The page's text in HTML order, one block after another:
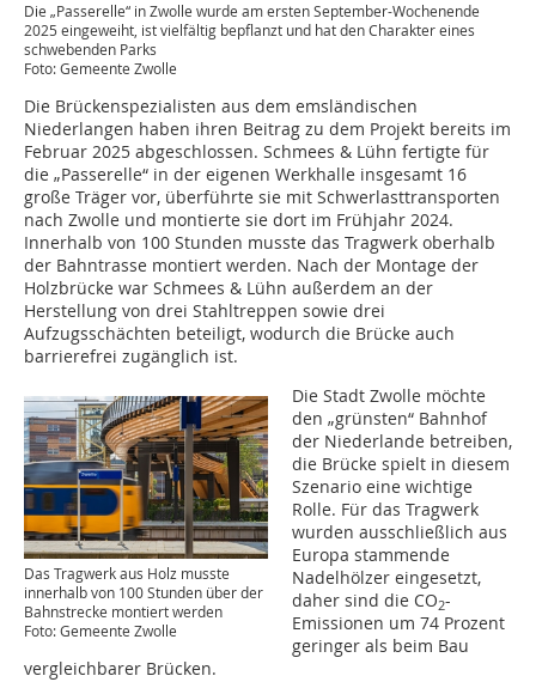
Die „Passerelle“ in Zwolle wurde am ersten September-Wochenende
2025 eingeweiht, ist vielfältig bepflanzt und hat den Charakter eines
schwebenden Parks
Foto: Gemeente Zwolle
Die Brückenspezialisten aus dem emsländischen
Niederlangen haben ihren Beitrag zu dem Projekt bereits im
Februar 2025 abgeschlossen. Schmees & Lühn fertigte für
die „Passerelle“ in der eigenen Werkhalle insgesamt 16
große Träger vor, überführte sie mit Schwerlasttransporten
nach Zwolle und montierte sie dort im Frühjahr 2024.
Innerhalb von 100 Stunden musste das Tragwerk oberhalb
der Bahntrasse montiert werden. Nach der Montage der
Holzbrücke war Schmees & Lühn außerdem an der
Herstellung von drei Stahltreppen sowie drei
Aufzugsschächten beteiligt, wodurch die Brücke auch
barrierefrei zugänglich ist.
Das Tragwerk aus Holz musste
innerhalb von 100 Stunden über der
Bahnstrecke montiert werden
Foto: Gemeente Zwolle
Die Stadt Zwolle möchte
den „grünsten“ Bahnhof
der Niederlande betreiben,
die Brücke spielt in diesem
Szenario eine wichtige
Rolle. Für das Tragwerk
wurden ausschließlich aus
Europa stammende
Nadelhölzer eingesetzt,
daher sind die CO2-
Emissionen um 74 Prozent
geringer als beim Bau
vergleichbarer Brücken.